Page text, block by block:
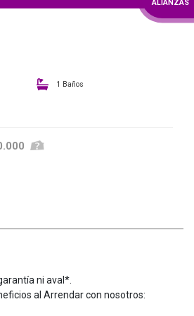
1 Baños
ni aval*.
al Arrendar con nosotros:
ALIANZAS